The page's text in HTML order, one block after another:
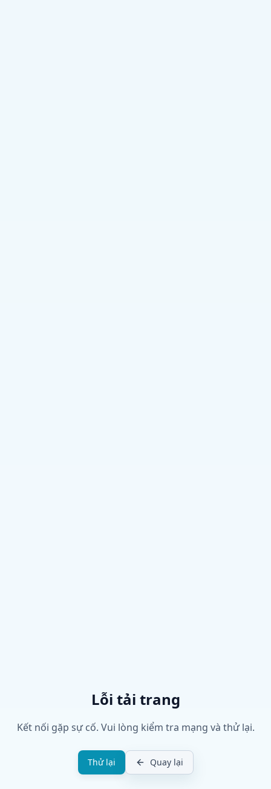
Lỗi tải trang
Kết nối gặp sự cố. Vui lòng kiểm tra mạng và thử lại.
Thử lại Quay lại